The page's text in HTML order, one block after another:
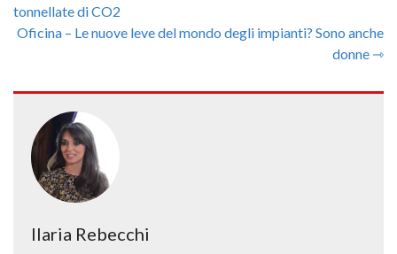
tonnellate di CO2
Oficina – Le nuove leve del mondo degli impianti? Sono anche
donne ⇾
Ilaria Rebecchi